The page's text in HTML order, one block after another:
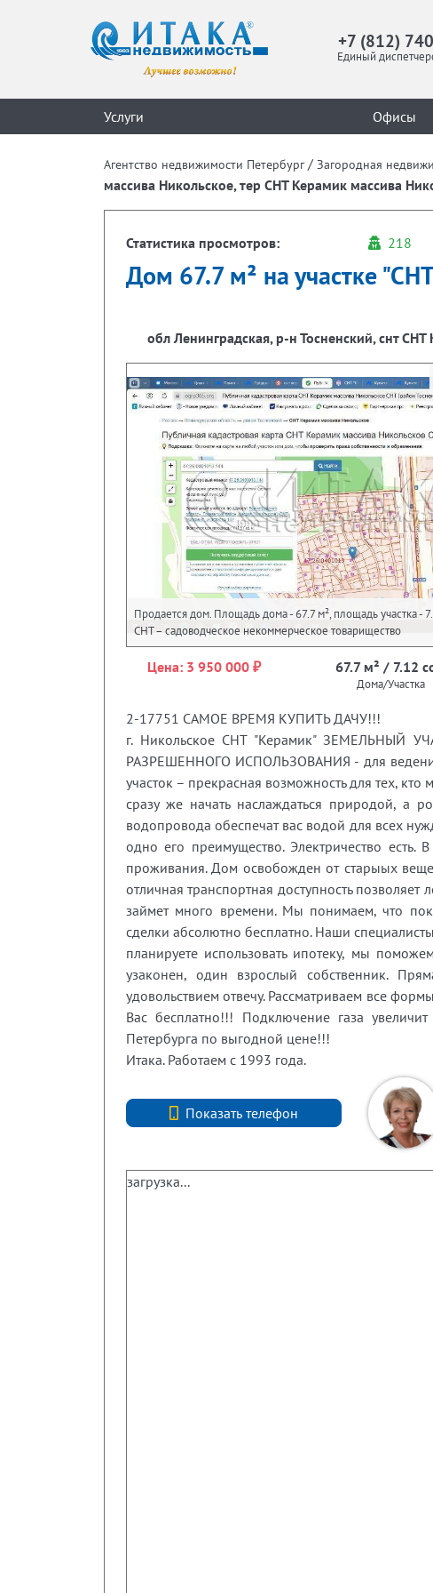
+7 (812)
Единый
Услуги Офисы
Агентство недвижимости Петербург / Загородная
массива Никольское, тер СНТ Керамик массива
Статистика просмотров: 218
Дом 67.7 м² на участке
обл Ленинградская, р-н Тосненский, снт
Продается дом. Площадь дома - 67.7 м², площадь участка -
СНТ – садоводческое некоммерческое товарищество
Цена: 3 950 000 ₽ 67.7 м² / 7.12
Дома/Участка
2-17751 САМОЕ ВРЕМЯ КУПИТЬ ДАЧУ!!!
г. Никольское СНТ "Керамик" ЗЕМЕЛЬНЫЙ
РАЗРЕШЕННОГО ИСПОЛЬЗОВАНИЯ - для ведения
участок – прекрасная возможность для тех,
сразу же начать наслаждаться природой, а
водопровода обеспечат вас водой для всех
одно его преимущество. Электричество
проживания. Дом освобожден от старыых
отличная транспортная доступность
займет много времени. Мы понимаем, что
сделки абсолютно бесплатно. Наши
планируете использовать ипотеку, мы
узаконен, один взрослый собственник.
удовольствием отвечу. Рассматриваем все
Вас бесплатно!!! Подключение газа
Петербурга по выгодной цене!!!
Итака. Работаем с 1993 года.
Показать телефон
+7 (921) 311-26-86
загрузка...